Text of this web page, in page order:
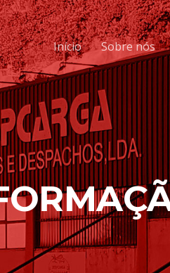
Início Sobre nós